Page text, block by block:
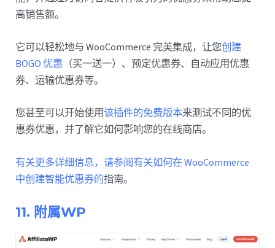
高销售额。
它可以轻松地与 WooCommerce 完美集成，让您创建
BOGO 优惠 （买一送一）、预定优惠券、自动应用优惠
券、运输优惠券等。
您甚至可以开始使用该插件的免费版本来测试不同的优
惠券优惠，并了解它如何影响您的在线商店。
有关更多详细信息，请参阅有关如何在 WooCommerce
中创建智能优惠券的指南。
11. 附属WP